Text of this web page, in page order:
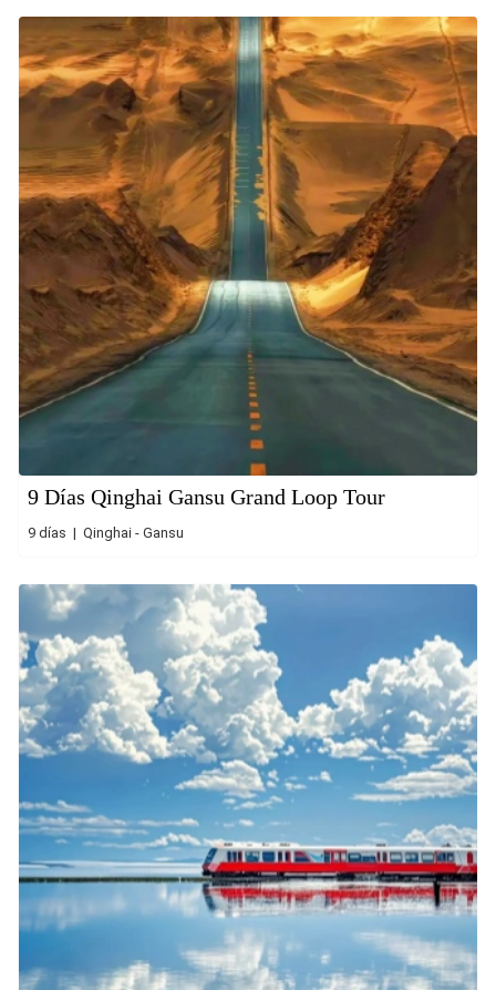
9 Días Qinghai Gansu Grand Loop Tour
9 días | Qinghai - Gansu